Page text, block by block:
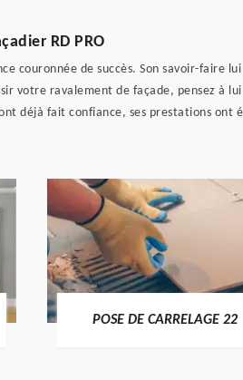
RD PRO
couronnée de succès. Son savoir-faire
votre ravalement de façade, pensez à
déjà fait confiance, ses prestations ont
POSE DE CARRELAGE 22